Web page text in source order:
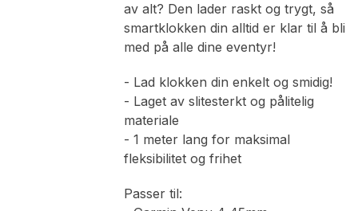
av alt? Den lader raskt og trygt, så
smartklokken din alltid er klar til å bli
med på alle dine eventyr!
- Lad klokken din enkelt og smidig!
- Laget av slitesterkt og pålitelig
materiale
- 1 meter lang for maksimal
fleksibilitet og frihet
Passer til: